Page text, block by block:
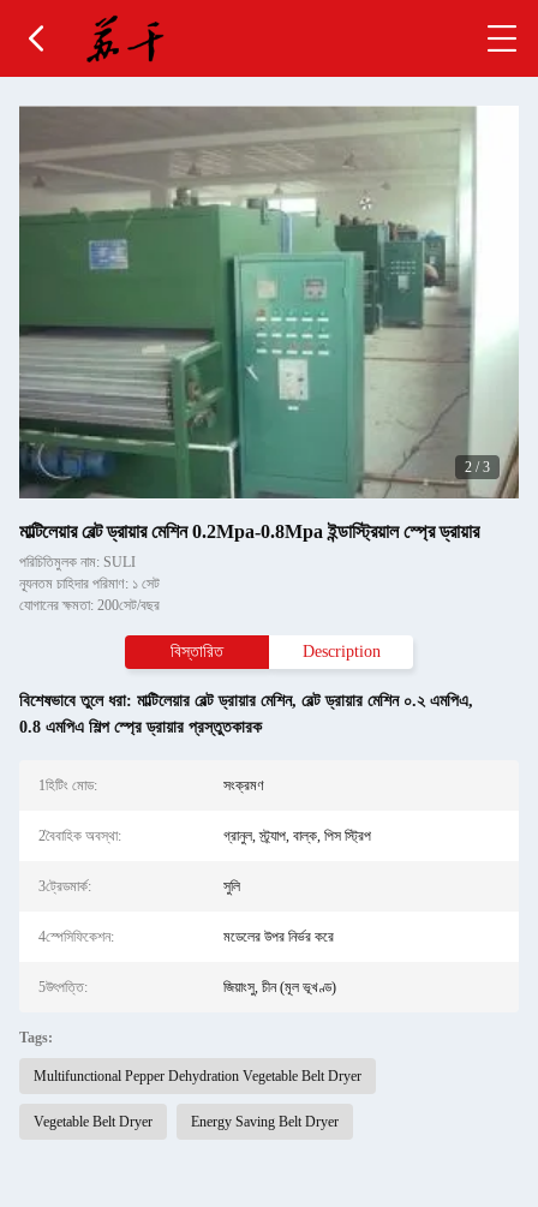
2 /3
মাল্টিলেয়ার বেল্ট ড্রায়ার মেশিন 0.2Mpa-0.8Mpa ইন্ডাস্ট্রিয়াল স্প্রে ড্রায়ার
পরিচিতিমুলক নাম: SULI
ন্যূনতম চাহিদার পরিমাণ: ১ সেট
যোগানের ক্ষমতা: 200সেট/বছর
বিস্তারিত Description
বিশেষভাবে তুলে ধরা: মাল্টিলেয়ার বেল্ট ড্রায়ার মেশিন, বেল্ট ড্রায়ার মেশিন ০.২ এমপিএ,
0.8 এমপিএ শিল্প স্প্রে ড্রায়ার প্রস্তুতকারক
1হিটিং মোড: সংক্রমণ
2বৈবাহিক অবস্থা: গ্রানুল, স্ট্র্যাপ, বাল্ক, পিস স্ট্রিপ
3ট্রেডমার্ক: সুলি
4স্পেসিফিকেশন: মডেলের উপর নির্ভর করে
5উৎপত্তি: জিয়াংসু, চীন (মূল ভূখণ্ড)
Tags:
Multifunctional Pepper Dehydration Vegetable Belt Dryer
Vegetable Belt Dryer Energy Saving Belt Dryer